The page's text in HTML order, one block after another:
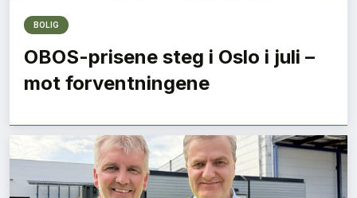
BOLIG
OBOS-prisene steg i Oslo i juli –
mot forventningene